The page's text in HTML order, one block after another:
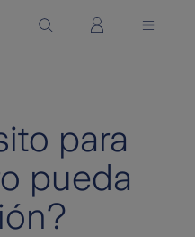
para
pueda